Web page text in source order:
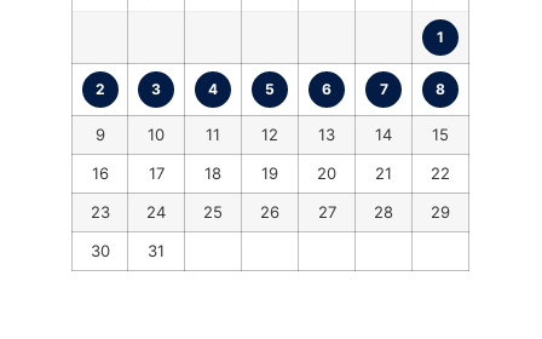
1
2 3 4 5 6 7 8
9 10 11 12 13 14
15
16
17 18 19 20 21
22
23
24 25 26 27 28
29
30
31